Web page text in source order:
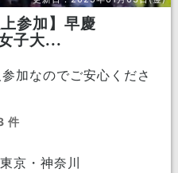
参加】早慶
子大...
加なのでご安心くださ
件
京・神奈川